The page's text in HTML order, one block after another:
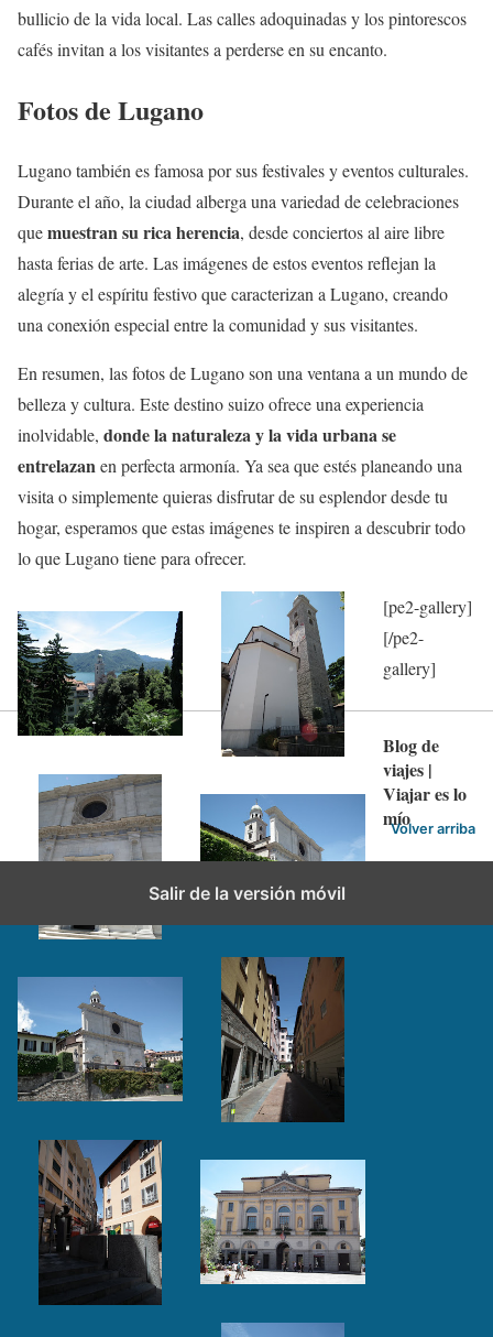
bullicio de la vida local. Las calles adoquinadas y los pintorescos
cafés invitan a los visitantes a perderse en su encanto.
Fotos de Lugano
Lugano también es famosa por sus festivales y eventos culturales.
Durante el año, la ciudad alberga una variedad de celebraciones
quemuestran su rica herencia, desde conciertos al aire libre
hasta ferias de arte. Las imágenes de estos eventos reflejan la
alegría y el espíritu festivo que caracterizan a Lugano, creando
una conexión especial entre la comunidad y sus visitantes.
En resumen, las fotos de Lugano son una ventana a un mundo de
belleza y cultura. Este destino suizo ofrece una experiencia
inolvidable, donde la naturaleza y la vida urbana se
entrelazan en perfecta armonía. Ya sea que estés planeando una
visita o simplemente quieras disfrutar de su esplendor desde tu
hogar, esperamos que estas imágenes te inspiren a descubrir todo
lo que Lugano tiene para ofrecer.
[pe2-gallery]
[/pe2-
gallery]
Blog de
viajes |
Viajar es lo
mío
Volver arriba
Salir de la versión móvil